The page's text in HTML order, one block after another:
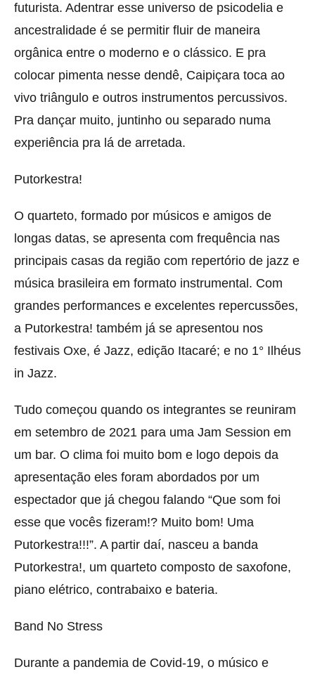
futurista. Adentrar esse universo de psicodelia e
ancestralidade é se permitir fluir de maneira
orgânica entre o moderno e o clássico. E pra
colocar pimenta nesse dendê, Caipiçara toca ao
vivo triângulo e outros instrumentos percussivos.
Pra dançar muito, juntinho ou separado numa
experiência pra lá de arretada.
Putorkestra!
O quarteto, formado por músicos e amigos de
longas datas, se apresenta com frequência nas
principais casas da região com repertório de jazz e
música brasileira em formato instrumental. Com
grandes performances e excelentes repercussões,
a Putorkestra! também já se apresentou nos
festivais Oxe, é Jazz, edição Itacaré; e no 1° Ilhéus
in Jazz.
Tudo começou quando os integrantes se reuniram
em setembro de 2021 para uma Jam Session em
um bar. O clima foi muito bom e logo depois da
apresentação eles foram abordados por um
espectador que já chegou falando “Que som foi
esse que vocês fizeram!? Muito bom! Uma
Putorkestra!!!”. A partir daí, nasceu a banda
Putorkestra!, um quarteto composto de saxofone,
piano elétrico, contrabaixo e bateria.
Band No Stress
Durante a pandemia de Covid-19, o músico e